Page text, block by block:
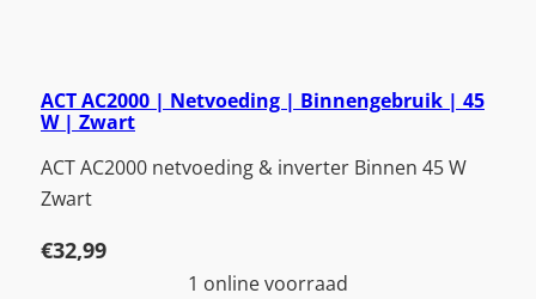
ACT AC2000 | Netvoeding | Binnengebruik | 45
W | Zwart
ACT AC2000 netvoeding & inverter Binnen 45 W
Zwart
€32,99
1 online voorraad